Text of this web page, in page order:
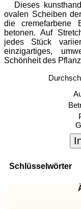
Dieses
ovalen Scheiben
die cremefarbene
betonen. Auf
jedes Stück
einzigartiges,
Schönheit des
Schlüsselwörter